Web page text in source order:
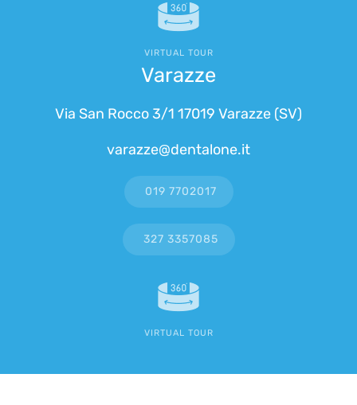
VIRTUAL TOUR
Varazze
Via San Rocco 3/1 17019 Varazze (SV)
varazze@dentalone.it
019 7702017
327 3357085
VIRTUAL TOUR